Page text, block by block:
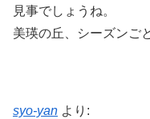
見事でしょうね。
美瑛の丘、シーズンご
syo-yan より: